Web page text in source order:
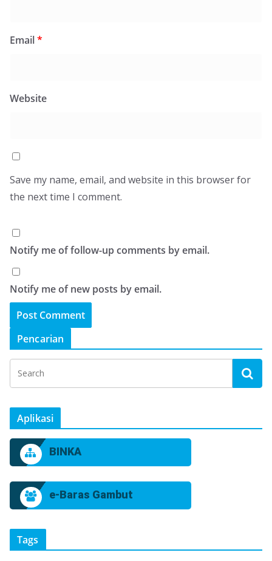
Email*
Website
Save my name, email, and website in this browser for
the next time I comment.
Notify me of follow-up comments by email.
Notify me of new posts by email.
Pencarian
Aplikasi
BINKA
e-Baras Gambut
Tags